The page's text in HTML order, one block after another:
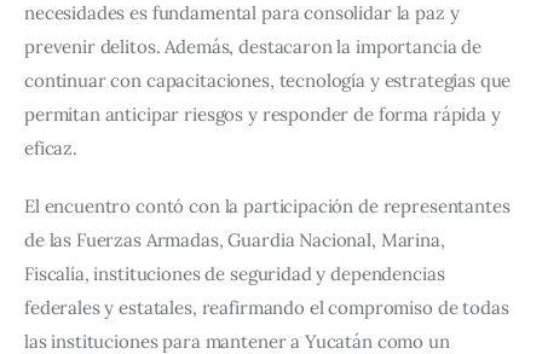
necesidades es fundamental para consolidar la paz y
prevenir delitos. Además, destacaron la importancia de
continuar con capacitaciones, tecnología y estrategias que
permitan anticipar riesgos y responder de forma rápida y
eficaz.
El encuentro contó con la participación de representantes
de las Fuerzas Armadas, Guardia Nacional, Marina,
Fiscalía, instituciones de seguridad y dependencias
federales y estatales, reafirmando el compromiso de todas
las instituciones para mantener a Yucatán como un